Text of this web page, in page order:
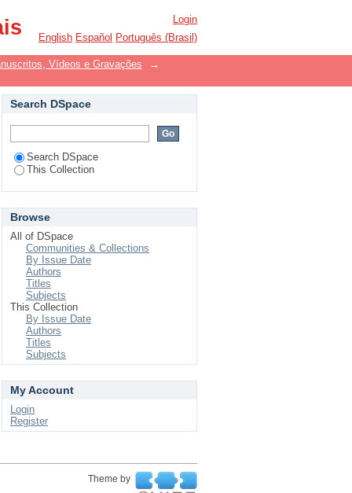
Vídeos e
Login
English Español Português (Brasil)
Vídeos e Gravações
→
Search DSpace
Search DSpace
This Collection
Browse
All of DSpace
Communities & Collections
By Issue Date
Authors
Titles
Subjects
This Collection
By Issue Date
Authors
Titles
Subjects
My Account
Login
Register
Theme by